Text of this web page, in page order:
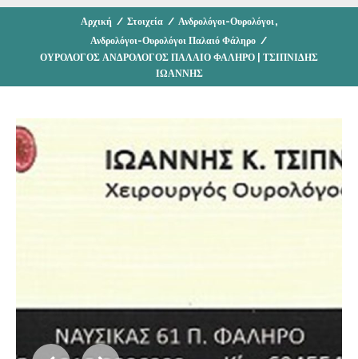
Αρχική / Στοιχεία / Ανδρολόγοι-Ουρολόγοι ,
Ανδρολόγοι-Ουρολόγοι Παλαιό Φάληρο /
ΟΥΡΟΛΟΓΟΣ ΑΝΔΡΟΛΟΓΟΣ ΠΑΛΑΙΟ ΦΑΛΗΡΟ | ΤΣΙΠΝΙΔΗΣ
ΙΩΑΝΝΗΣ